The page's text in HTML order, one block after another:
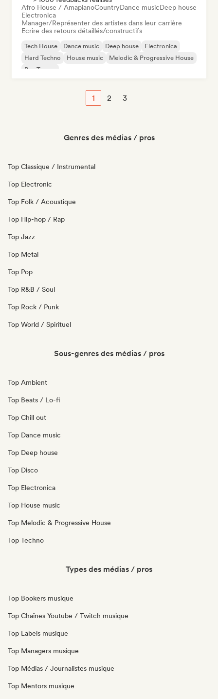
Afro House / AmapianoCountryDance musicDeep house
Electronica
Manager/Représenter des artistes dans leur carrière
Ecrire des retours détaillés/constructifs
Tech House Dance music Deep house
Electronica
Hard Techno
House music
Melodic & Progressive House
Psy-Trance
1 2 3
Genres des médias / pros
Top Classique / Instrumental
Top Electronic
Top Folk / Acoustique
Top Hip-hop / Rap
Top Jazz
Top Metal
Top Pop
Top R&B / Soul
Top Rock / Punk
Top World / Spirituel
Sous-genres des médias / pros
Top Ambient
Top Beats / Lo-fi
Top Chill out
Top Dance music
Top Deep house
Top Disco
Top Electronica
Top House music
Top Melodic & Progressive House
Top Techno
Types des médias / pros
Top Bookers musique
Top Chaînes Youtube / Twitch musique
Top Labels musique
Top Managers musique
Top Médias / Journalistes musique
Top Mentors musique